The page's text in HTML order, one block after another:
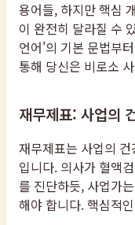
용어들, 하지만 핵심
이 완전히 달라질 수
언어'의 기본 문법부
통해 당신은 비로소
재무제표: 사업의
재무제표는 사업의
입니다. 의사가 혈액
를 진단하듯, 사업가
해야 합니다. 핵심적